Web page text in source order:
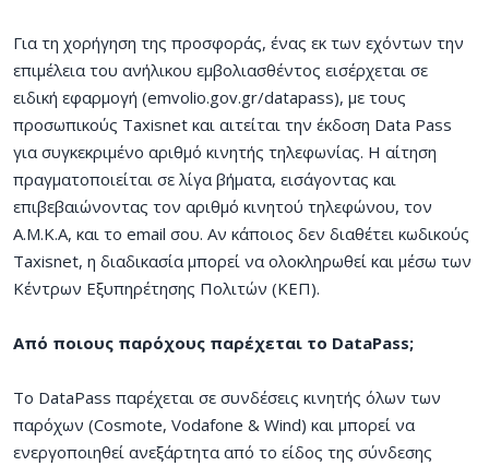
Για τη χορήγηση της προσφοράς, ένας εκ των εχόντων την
επιμέλεια του ανήλικου εμβολιασθέντος εισέρχεται σε
ειδική εφαρμογή (emvolio.gov.gr/datapass), με τους
προσωπικούς Taxisnet και αιτείται την έκδοση Data Pass
για συγκεκριμένο αριθμό κινητής τηλεφωνίας. Η αίτηση
πραγματοποιείται σε λίγα βήματα, εισάγοντας και
επιβεβαιώνοντας τον αριθμό κινητού τηλεφώνου, τον
Α.Μ.Κ.Α, και το email σου. Αν κάποιος δεν διαθέτει κωδικούς
Taxisnet, η διαδικασία μπορεί να ολοκληρωθεί και μέσω των
Κέντρων Εξυπηρέτησης Πολιτών (ΚΕΠ).
Από ποιους παρόχους παρέχεται το DataPass;
To DataPass παρέχεται σε συνδέσεις κινητής όλων των
παρόχων (Cosmote, Vodafone & Wind) και μπορεί να
ενεργοποιηθεί ανεξάρτητα από το είδος της σύνδεσης